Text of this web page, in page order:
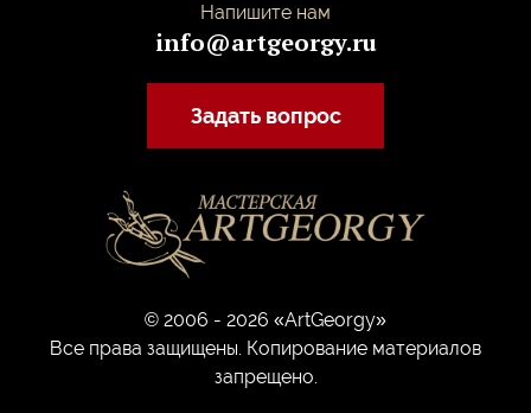
© 2006 - 2026 «ArtGeorgy»
Все права защищены. Копирование материалов
запрещено.
Напишите нам
info@artgeorgy.ru
Задать вопрос